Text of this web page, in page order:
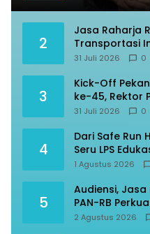
2
Jasa Raharja
Transportasi
31 Juli 2026 0
3
Kick-Off
ke-45, Rektor
31 Juli 2026 0
4
Dari Safe Run
Seru LPS
Finansial
1 Agustus 2026
5
Audiensi,
PAN-RB
2 Agustus 2026